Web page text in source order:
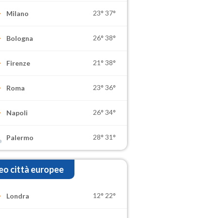
Milano 23° 37°
Bologna 26° 38°
Firenze 21° 38°
Roma 23° 36°
Napoli 26° 34°
Palermo 28° 31°
città europee
Londra 12° 22°